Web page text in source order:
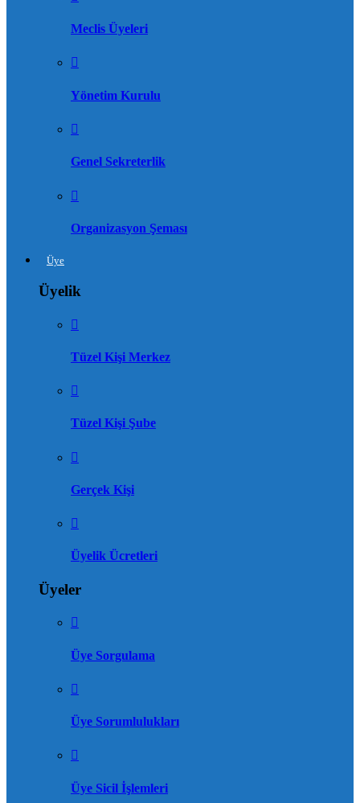
Meclis Üyeleri
Yönetim Kurulu
Genel Sekreterlik
Organizasyon Şeması
Üye
Üyelik
Tüzel Kişi Merkez
Tüzel Kişi Şube
Gerçek Kişi
Üyelik Ücretleri
Üyeler
Üye Sorgulama
Üye Sorumlulukları
Üye Sicil İşlemleri